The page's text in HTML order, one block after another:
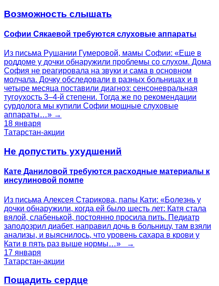
Возможность слышать
Софии Сякаевой требуются слуховые аппараты
Из письма Рушании Гумеровой, мамы Софии: «Еще в
роддоме у дочки обнаружили проблемы со слухом. Дома
София не реагировала на звуки и сама в основном
молчала. Дочку обследовали в разных больницах и в
четыре месяца поставили диагноз: сенсоневральная
тугоухость 3–4-й степени. Тогда же по рекомендации
сурдолога мы купили Софии мощные слуховые
аппараты…» →
18 января
Татарстан-акции
Не допустить ухудшений
Кате Даниловой требуются расходные материалы к
инсулиновой помпе
Из письма Алексея Старикова, папы Кати: «Болезнь у
дочки обнаружили, когда ей было шесть лет: Катя стала
вялой, слабенькой, постоянно просила пить. Педиатр
заподозрил диабет, направил дочь в больницу, там взяли
анализы, и выяснилось, что уровень сахара в крови у
Кати в пять раз выше нормы…» →
17 января
Татарстан-акции
Пощадить сердце